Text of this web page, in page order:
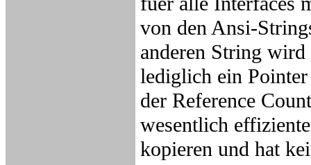
von den Ansi-
anderen String
lediglich ein
der Reference
wesentlich
kopieren und hat